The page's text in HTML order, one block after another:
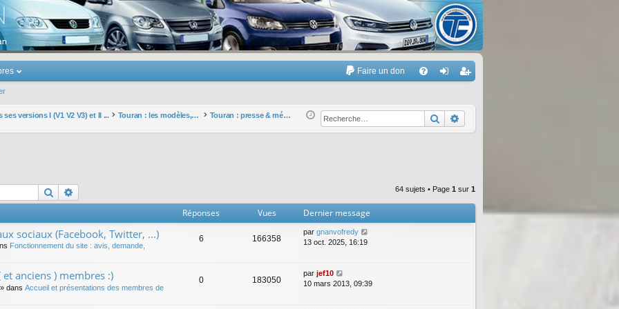
Touran
Faire un don
Q ne
xi
nr
eg
r
versions I (V1 V2 V3) et II ... Touran : les modèles, les prix, les achats, les options, ... Touran : presse & médias Rechercher
Rechercher 64 sujets • Page 1 sur 1
Réponses Vues Dernier message
sociaux (Facebook, Twitter, ...)
Fonctionnement du site : avis, demande,
6 166358
par gnanvofredy
13 oct. 2025, 16:19
anciens ) membres :)
» dans Accueil et présentations des membres de
0 183050
par jef10
10 mars 2013, 09:39